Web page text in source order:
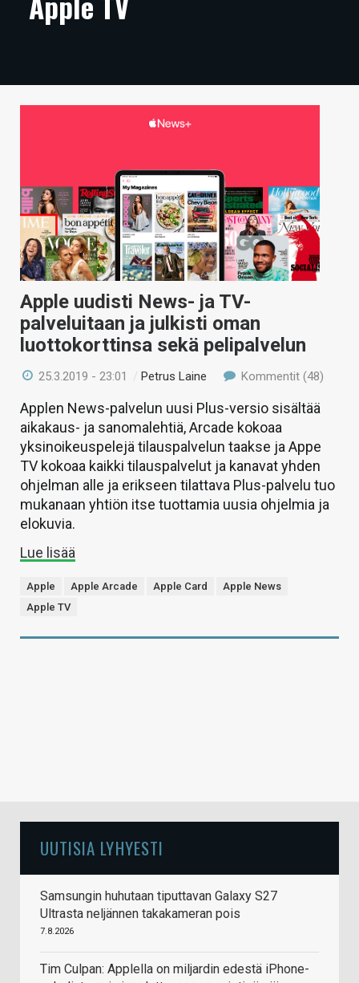
ARTIKKELIT
TECHBBS
KAUPPA
VAIHDA TEEMA
HAKU
Apple uudisti News- ja TV-
palveluitaan ja julkisti oman
luottokorttinsa sekä pelipalvelun
25.3.2019 - 23:01 /Petrus Laine Kommentit (48)
Applen News-palvelun uusi Plus-versio sisältää
aikakaus- ja sanomalehtiä, Arcade kokoaa
yksinoikeuspelejä tilauspalvelun taakse ja Appe
TV kokoaa kaikki tilauspalvelut ja kanavat yhden
ohjelman alle ja erikseen tilattava Plus-palvelu tuo
mukanaan yhtiön itse tuottamia uusia ohjelmia ja
elokuvia.
Lue lisää
Apple Apple Arcade Apple Card
Apple News
Apple TV
UUTISIA LYHYESTI
Samsungin huhutaan tiputtavan Galaxy S27
Ultrasta neljännen takakameran pois
7.8.2026
Tim Culpan: Applella on miljardin edestä iPhone-